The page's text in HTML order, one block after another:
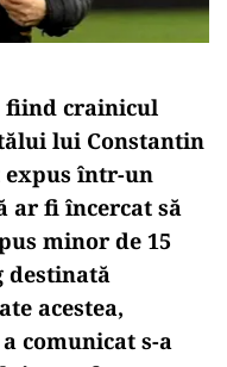
fiind crainicul
lui Constantin
expus într-un
ar fi încercat să
minor de 15
destinată
acestea,
comunicat s-a